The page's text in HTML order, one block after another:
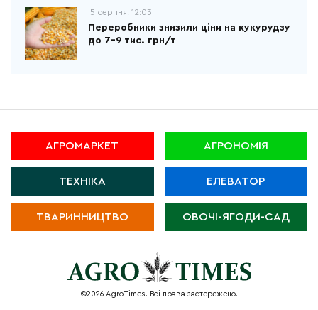
5 серпня, 12:03
Переробники знизили ціни на кукурудзу
до 7-9 тис. грн/т
АГРОМАРКЕТ АГРОНОМІЯ
ТЕХНІКА ЕЛЕВАТОР
ТВАРИННИЦТВО ОВОЧІ-ЯГОДИ-САД
©2026 AgroTimes. Всі права застережено.